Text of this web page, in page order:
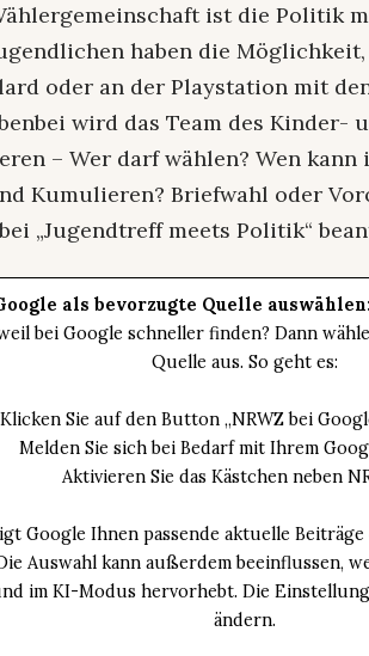
ist die Politik
haben die
oder an der Playstation mit
wird das Team des Kinder-
– Wer darf wählen? Wen kann
Kumulieren? Briefwahl oder
„Jugendtreff meets Politik“
als bevorzugte Quelle auswählen:
bei Google schneller finden? Dann
Quelle aus. So geht es:
Klicken Sie auf den Button „NRWZ bei
Melden Sie sich bei Bedarf mit Ihrem
Aktivieren Sie das Kästchen neben
Google Ihnen passende aktuelle
Auswahl kann außerdem beeinflussen,
im KI-Modus hervorhebt. Die
ändern.